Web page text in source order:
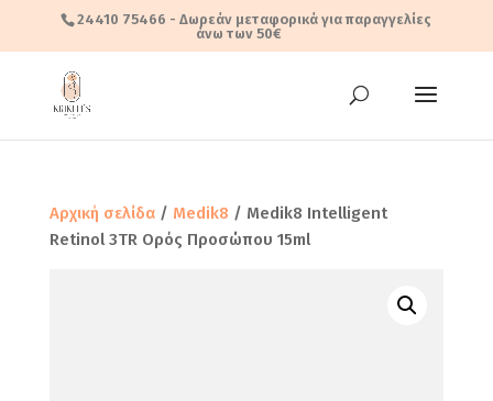
24410 75466 - Δωρεάν μεταφορικά για παραγγελίες
άνω των 50€
Αρχική σελίδα/ Medik8 / Medik8 Intelligent
Retinol 3TR Ορός Προσώπου 15ml